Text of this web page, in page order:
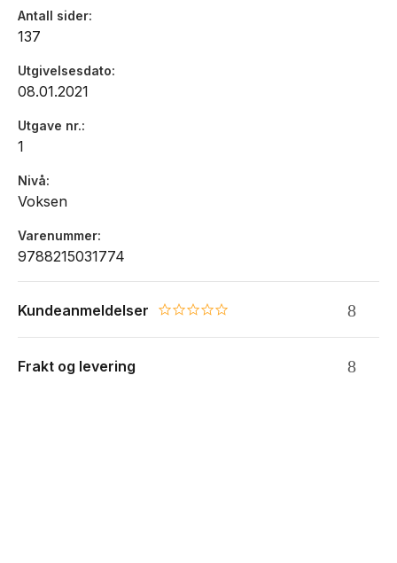
Antall sider
137
Utgivelsesdato
08.01.2021
Utgave nr.
1
Nivå
Voksen
Varenummer
9788215031774
Kundeanmeldelser 0.0 star rating
Frakt og levering